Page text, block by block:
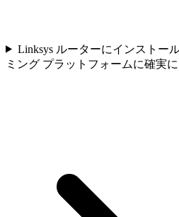
Linksys ルーターにインストー
ミング プラットフォームに確実